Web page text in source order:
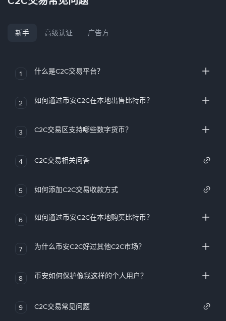
新手 高级认证 广告方
1 什么是C2C交易平台？
2 如何通过币安C2C在本地出售比特币？
3 C2C交易区支持哪些数字货币？
4 C2C交易相关问答
5 如何添加C2C交易收款方式
6 如何通过币安C2C在本地购买比特币？
7 为什么币安C2C好过其他C2C市场？
8 币安如何保护像我这样的个人用户？
9 C2C交易常见问题